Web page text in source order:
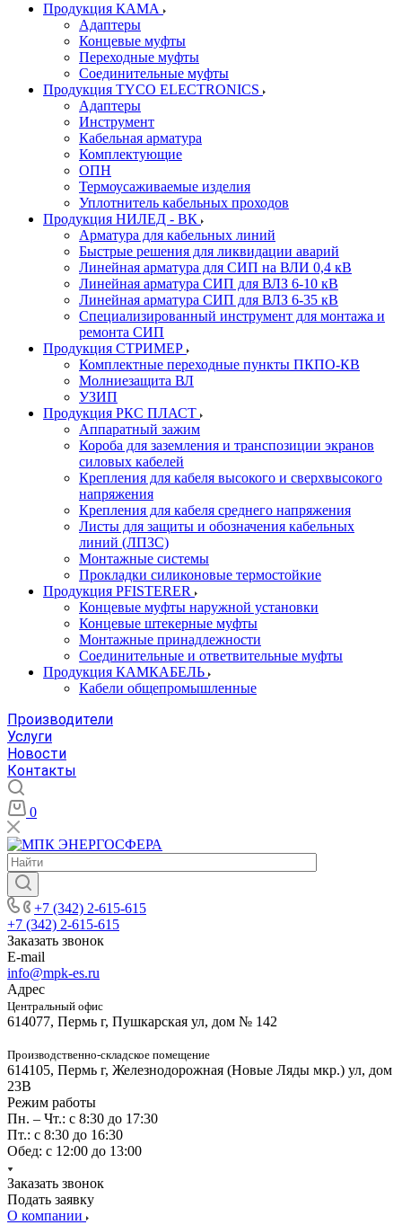
Продукция КАМА
Адаптеры
Концевые муфты
Переходные муфты
Соединительные муфты
Продукция TYCO ELECTRONICS
Адаптеры
Инструмент
Кабельная арматура
Комплектующие
ОПН
Термоусаживаемые изделия
Уплотнитель кабельных проходов
Продукция НИЛЕД - ВК
Арматура для кабельных линий
Быстрые решения для ликвидации аварий
Линейная арматура для СИП на ВЛИ 0,4 кВ
Линейная арматура СИП для ВЛЗ 6-10 кВ
Линейная арматура СИП для ВЛЗ 6-35 кВ
Специализированный инструмент для монтажа и
ремонта СИП
Продукция СТРИМЕР
Комплектные переходные пункты ПКПО-КВ
Молниезащита ВЛ
УЗИП
Продукция РКС ПЛАСТ
Аппаратный зажим
Короба для заземления и транспозиции экранов
силовых кабелей
Крепления для кабеля высокого и сверхвысокого
напряжения
Крепления для кабеля среднего напряжения
Листы для защиты и обозначения кабельных
линий (ЛПЗС)
Монтажные системы
Прокладки силиконовые термостойкие
Продукция PFISTERER
Концевые муфты наружной установки
Концевые штекерные муфты
Монтажные принадлежности
Соединительные и ответвительные муфты
Продукция КАМКАБЕЛЬ
Кабели общепромышленные
Производители
Услуги
Новости
Контакты
0
+7 (342) 2-615-615
+7 (342) 2-615-615
Заказать звонок
E-mail
info@mpk-es.ru
Адрес
Центральный офис
614077, Пермь г, Пушкарская ул, дом № 142
Производственно-складское помещение
614105, Пермь г, Железнодорожная (Новые Ляды мкр.) ул, дом
23В
Режим работы
Пн. – Чт.: с 8:30 до 17:30
Пт.: с 8:30 до 16:30
Обед: с 12:00 до 13:00
Заказать звонок
Подать заявку
О компании